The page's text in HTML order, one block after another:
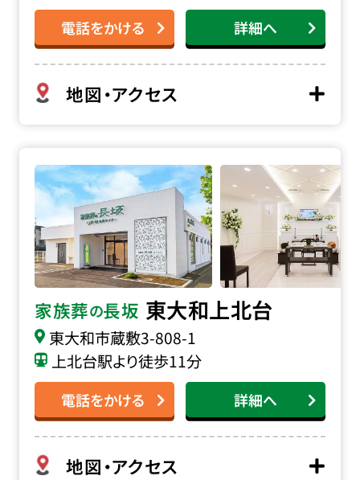
電話をかける 詳細へ
地図・アクセス
家族葬の長坂 東大和上北台
東大和市蔵敷3-808-1
上北台駅より徒歩11分
電話をかける 詳細へ
地図・アクセス